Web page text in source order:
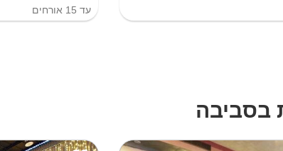
עד 15 אורחים
בסביבה